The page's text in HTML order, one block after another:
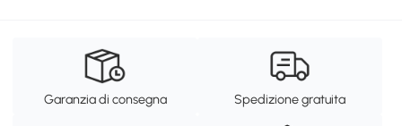
Garanzia di consegna Spedizione gratuita